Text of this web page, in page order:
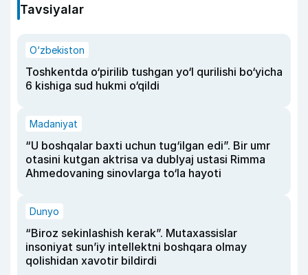
Tavsiyalar
O‘zbekiston
Toshkentda o‘pirilib tushgan yo‘l qurilishi bo‘yicha
6 kishiga sud hukmi o‘qildi
Madaniyat
“U boshqalar baxti uchun tug‘ilgan edi”. Bir umr
otasini kutgan aktrisa va dublyaj ustasi Rimma
Ahmedovaning sinovlarga to‘la hayoti
Dunyo
“Biroz sekinlashish kerak”. Mutaxassislar
insoniyat sun’iy intellektni boshqara olmay
qolishidan xavotir bildirdi